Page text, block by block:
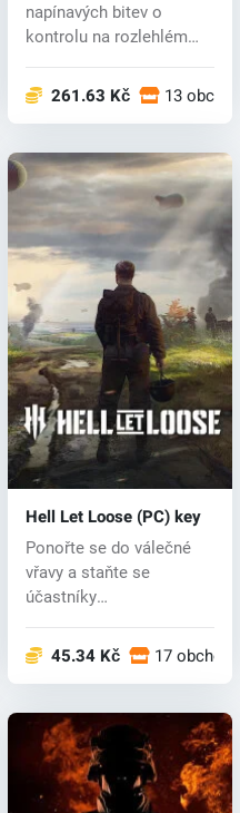
napínavých bitev o
kontrolu na rozlehlém
261.63 Kč 13
Hell Let Loose (PC) key
Ponořte se do válečné
vřavy a staňte se
účastníky
konfli...
45.34 Kč 17